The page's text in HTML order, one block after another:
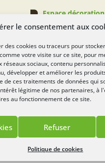
le consentement aux
des cookies ou traceurs pour
votre visite sur ce site, pour
réseaux sociaux, contenu
développer et améliorer les
de ces traitements de données qui
légitime de nos partenaires, à
au fonctionnement de ce site.
Refuser
Politique de cookies
Espace
Piscines
Espace verts
Règlement Concours
Lézards Création